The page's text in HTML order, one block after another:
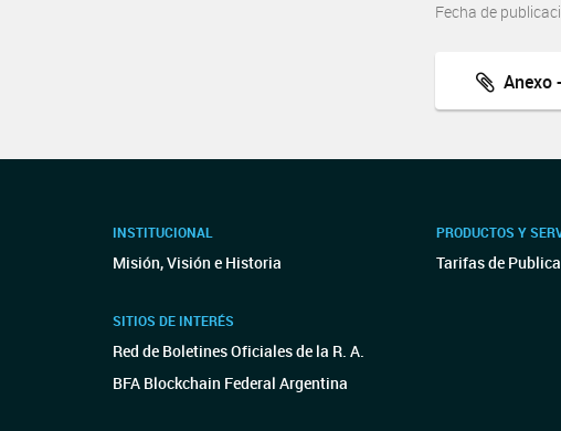
Fecha de
Anexo
INSTITUCIONAL
Misión, Visión e Historia
SITIOS DE INTERÉS
Red de Boletines Oficiales de la R. A.
BFA Blockchain Federal Argentina
PRODUCTOS Y
Tarifas de